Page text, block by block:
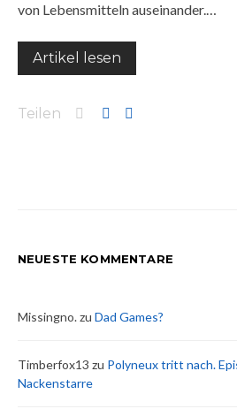
von Lebensmitteln auseinander.…
Artikel lesen
Teilen
NEUESTE KOMMENTARE
Missingno.zu Dad Games?
Timberfox13 zu Polyneux tritt nach.
Nackenstarre